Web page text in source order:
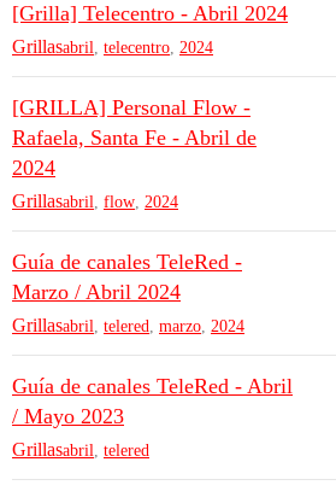
[Grilla] Telecentro - Abril 2024
Grillasabril telecentro 2024
[GRILLA] Personal Flow -
Rafaela, Santa Fe - Abril de
2024
Grillasabril flow 2024
Guía de canales TeleRed -
Marzo / Abril 2024
Grillasabril telered marzo 2024
Guía de canales TeleRed - Abril
/ Mayo 2023
Grillasabril telered